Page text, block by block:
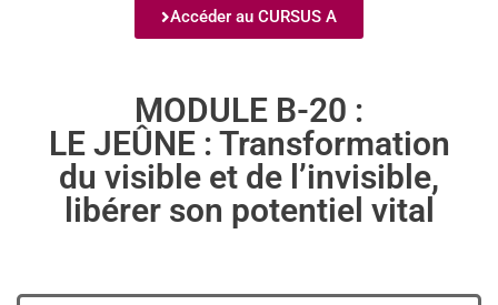
Accéder au CURSUS A
MODULE B-20 :
LE JEÛNE : Transformation
du visible et de l’invisible,
libérer son potentiel vital